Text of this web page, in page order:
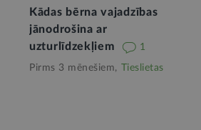
Kādas bērna vajadzības
jānodrošina ar
uzturlīdzekļiem
1
Pirms 3 mēnešiem, Tieslietas